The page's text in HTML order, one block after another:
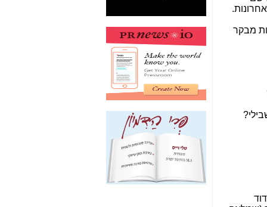
האם ביבי כשר
תקשורת עזר לקב'
בזק? -כאן
מה מקור ה-Fake
News שהביא לתפירת
תיק לביבי והעלמת
החשודים הנכונים -כאן
אחת הרגליים של "תיק
4000 התפור"
התמוטטה היום
בניצחון (כפול) של בזק
-
כאן
איך כתבות מפנקות